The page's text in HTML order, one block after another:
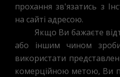
прохання зв'язатись з
на сайті адресою.
Якщо Ви бажаєте
або іншим чином
використати
комерційною метою, Ви